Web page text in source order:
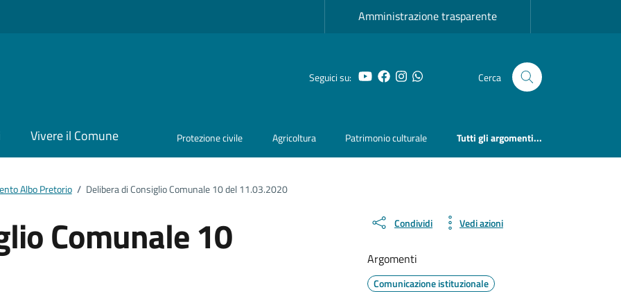
Amministrazione trasparente
Seguici su: YouTube
Facebook
Instagram
Whatsapp Cerca
Vivere il Comune Protezione civile Agricoltura Patrimonio culturale Tutti gli argomenti...
Albo Pretorio / Delibera di Consiglio Comunale 10 del 11.03.2020
Comunale 10 Condividi Vedi azioni
Argomenti
Comunicazione istituzionale